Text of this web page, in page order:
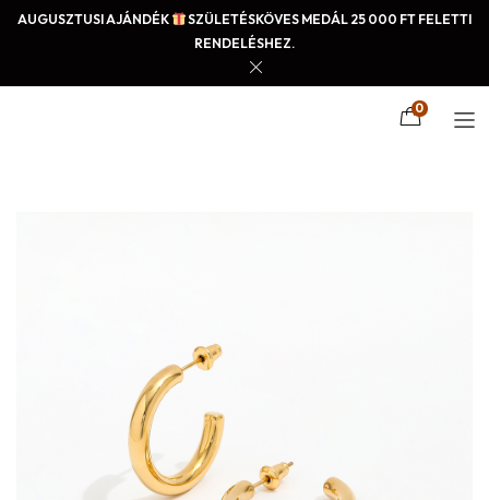
AUGUSZTUSI AJÁNDÉK
SZÜLETÉSKÖVES MEDÁL 25 000 FT FELETTI
RENDELÉSHEZ.
0